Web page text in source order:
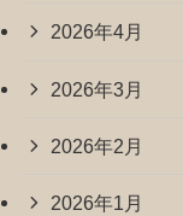
2026年4月
2026年3月
2026年2月
2026年1月